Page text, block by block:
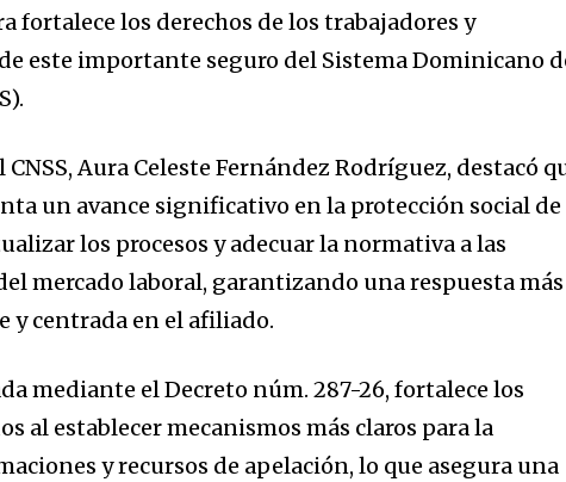
fortalece los derechos de los trabajadores y
este importante seguro del Sistema Dominicano
Aura Celeste Fernández Rodríguez, destacó
un avance significativo en la protección social de
los procesos y adecuar la normativa a las
mercado laboral, garantizando una respuesta más
y centrada en el afiliado.
mediante el Decreto núm. 287-26, fortalece los
al establecer mecanismos más claros para la
y recursos de apelación, lo que asegura una